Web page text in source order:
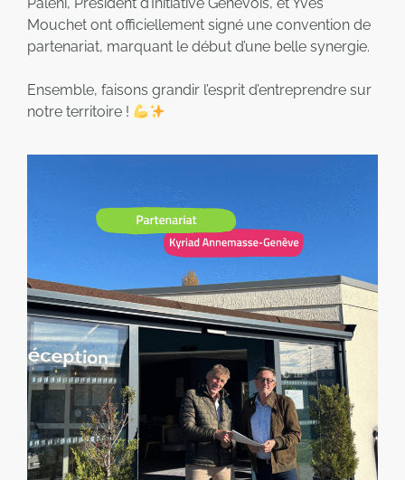
Paleni, Président d’Initiative Genevois, et Yves
Mouchet ont officiellement signé une convention de
partenariat, marquant le début d’une belle synergie.
Ensemble, faisons grandir l’esprit d’entreprendre sur
notre territoire !